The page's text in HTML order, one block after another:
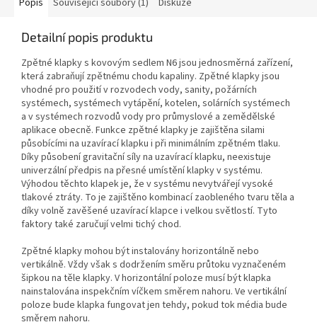
Popis Související soubory (1) Diskuze
Detailní popis produktu
Zpětné klapky s kovovým sedlem N6 jsou jednosměrná zařízení,
která zabraňují zpětnému chodu kapaliny. Zpětné klapky jsou
vhodné pro použití v rozvodech vody, sanity, požárních
systémech, systémech vytápění, kotelen, solárních systémech
a v systémech rozvodů vody pro průmyslové a zemědělské
aplikace obecně. Funkce zpětné klapky je zajištěna silami
působícími na uzavírací klapku i při minimálním zpětném tlaku.
Díky působení gravitační síly na uzavírací klapku, neexistuje
univerzální předpis na přesné umístění klapky v systému.
Výhodou těchto klapek je, že v systému nevytvářejí vysoké
tlakové ztráty. To je zajištěno kombinací zaobleného tvaru těla a
díky volně zavěšené uzavírací klapce i velkou světlostí. Tyto
faktory také zaručují velmi tichý chod.
Zpětné klapky mohou být instalovány horizontálně nebo
vertikálně. Vždy však s dodržením směru průtoku vyznačeném
šipkou na těle klapky. V horizontální poloze musí být klapka
nainstalována inspekčním víčkem směrem nahoru. Ve vertikální
poloze bude klapka fungovat jen tehdy, pokud tok média bude
směrem nahoru.